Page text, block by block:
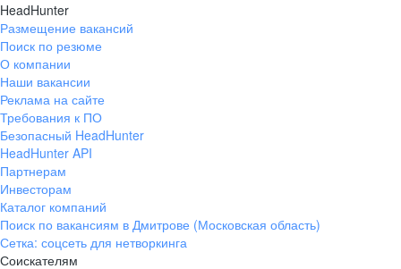
HeadHunter
Размещение вакансий
Поиск по резюме
О компании
Наши вакансии
Реклама на сайте
Требования к ПО
Безопасный HeadHunter
HeadHunter API
Партнерам
Инвесторам
Каталог компаний
Поиск по вакансиям в Дмитрове (Московская область)
Сетка: соцсеть для нетворкинга
Соискателям